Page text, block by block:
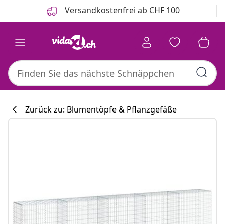
Versandkostenfrei ab CHF 100
Zurück zu: Blumentöpfe & Pflanzgefäße